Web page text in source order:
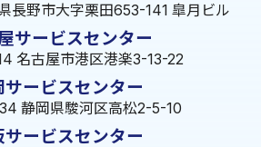
長野市大字栗田653-141 皐月ビル
サービスセンター
名古屋市港区港楽3-13-22
サービスセンター
静岡県駿河区高松2-5-10
サービスセンター